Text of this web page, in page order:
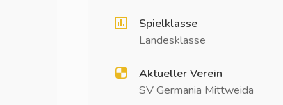
Spielklasse
Landesklasse
Aktueller Verein
SV Germania Mittweida